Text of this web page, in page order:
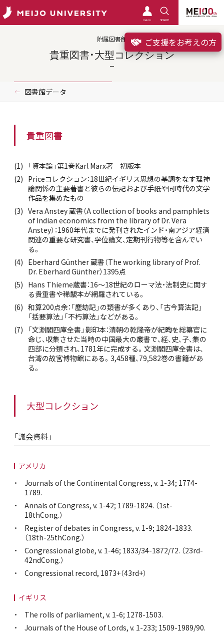
meimo SEARCH
ご支援をお考えの方
附属図書館
貴重図書・大型コレクション
図書館データ
貴重図書
「資本論」第1巻Karl Marx著 初版本
Priceコレクション：18世紀イギリス思想の基調をなす理神
論関係の主要著書と彼らの伝記および手紙や同時代の文学
作品を集めたもの
Vera Anstey 蔵書（A collection of books and pamphlets
of Indian economics from the library of Dr. Vera
Anstey）：1960年代までに発刊されたインド・南アジア経済
関連の重要な研究書、学位論文、定期刊行物等を含んでい
る。
Eberhard Günther 蔵書（The working library of Prof.
Dr. Eberhard Günther）1395点
Hans Thieme蔵書：16〜18世紀のローマ法・法制史に関す
る貴重書や稀覯本が網羅されている。
和算200点余：「塵劫記」の類書が多くあり、「古今算法記」
「括要算法」「不朽算法」などがある。
「文淵閣四庫全書」影印本：清朝の乾隆帝が紀昀を総纂官に
命じ、収集させた当時の中国最大の叢書で、経、史、子、集の
四部に分類され、1781年に完成する。文淵閣四庫全書は、
台湾の故宮博物館にある。3,458種、79,582巻の書籍があ
る。
大型コレクション
「議会資料」
アメリカ
Journals of the Continental Congress, v. 1-34; 1774-
1789.
Annals of Congress, v. 1-42; 1789-1824. （1st-
18thCong.）
Register of debates in Congress, v. 1-9; 1824-1833.
（18th-25thCong.）
Congressional globe, v. 1-46; 1833/34-1872/72. （23rd-
42ndCong.）
Congressional record, 1873+（43rd+）
イギリス
The rolls of parliament, v. 1-6; 1278-1503.
Journals of the House of Lords, v. 1-233; 1509-1989/90.